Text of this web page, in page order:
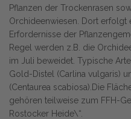
Pflanzen der Trockenrasen
Orchideenwiesen. Dort erfolgt
Erfordernisse der
Regel werden z.B. die
im Juli beweidet. Typische
Gold-Distel (Carlina vulgaris)
(Centaurea scabiosa).Die
gehören teilweise zum FFH-
Rostocker Heide\“.